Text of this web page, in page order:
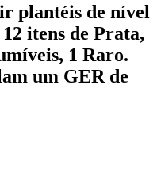
plantéis de nível
itens de Prata,
1 Raro.
um GER de